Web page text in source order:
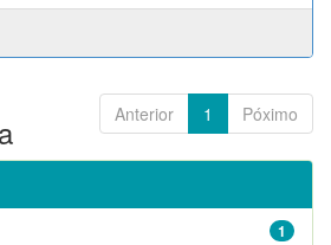
Anterior 1 Póximo
1